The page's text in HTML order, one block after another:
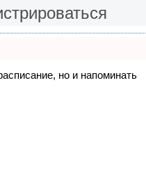
но и напоминать